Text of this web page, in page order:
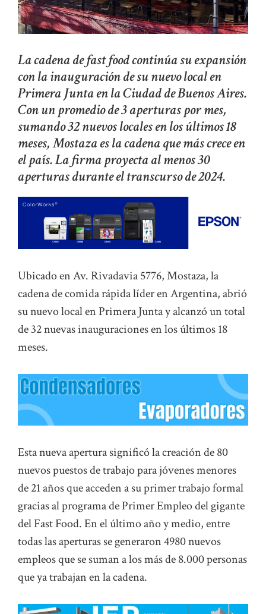
La cadena de fast food continúa su expansión
con la inauguración de su nuevo local en
Primera Junta en la Ciudad de Buenos Aires.
Con un promedio de 3 aperturas por mes,
sumando 32 nuevos locales en los últimos 18
meses, Mostaza es la cadena que más crece en
el país. La firma proyecta al menos 30
aperturas durante el transcurso de 2024.
Ubicado en Av. Rivadavia 5776, Mostaza, la
cadena de comida rápida líder en Argentina, abrió
su nuevo local en Primera Junta y alcanzó un total
de 32 nuevas inauguraciones en los últimos 18
meses.
Esta nueva apertura significó la creación de 80
nuevos puestos de trabajo para jóvenes menores
de 21 años que acceden a su primer trabajo formal
gracias al programa de Primer Empleo del gigante
del Fast Food. En el último año y medio, entre
todas las aperturas se generaron 4980 nuevos
empleos que se suman a los más de 8.000 personas
que ya trabajan en la cadena.